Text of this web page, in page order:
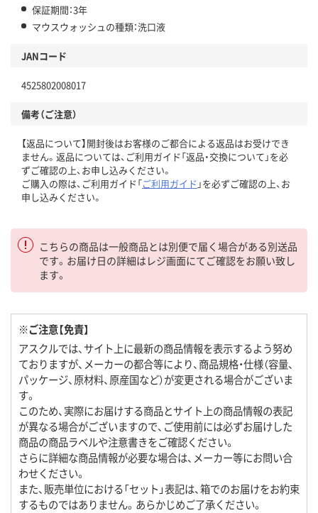
保証期間：3年
マウスウォッシュの種類：洗口液
JANコード
4525802008017
備考（ご注意）
【返品について】開封後はお客様のご都合による返品はお受けでき
ません。返品については、ご利用ガイド「返品・交換について」を必
ずご確認の上、お申し込みください。
ご購入の際は、ご利用ガイド「ご利用ガイド 」を必ずご確認の上、お
申し込みください。
こちらの商品は一般商品とは別便で届く場合がある別送品
です。お届け日の詳細はレジ画面にてご確認をお願い致し
ます。
※ご注意【免責】
アスクルでは、サイト上に最新の商品情報を表示するよう努め
ておりますが、メーカーの都合等により、商品規格・仕様（容量、
パッケージ、原材料、原産国など）が変更される場合がございま
す。
このため、実際にお届けする商品とサイト上の商品情報の表記
が異なる場合がございますので、ご使用前には必ずお届けした
商品の商品ラベルや注意書きをご確認ください。
さらに詳細な商品情報が必要な場合は、メーカー等にお問い合
わせください。
また、販売単位における「セット」表記は、箱でのお届けをお約束
するものではありません。あらかじめご了承ください。